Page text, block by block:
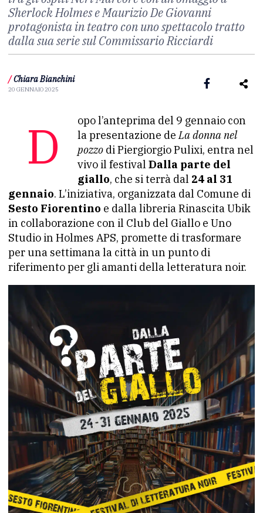
Sherlock Holmes e Maurizio De Giovanni
protagonista in teatro con uno spettacolo tratto
dalla sua serie sul Commissario Ricciardi
/ Chiara Bianchini
20 GENNAIO 2025
Dopo l’anteprima del 9 gennaio con la presentazione deLa donna nel
pozzo di Piergiorgio Pulixi, entra nel
vivo il festival Dalla parte del
giallo, che si terrà dal 24 al 31
gennaio. L’iniziativa, organizzata dal Comune di
Sesto Fiorentino e dalla libreria Rinascita Ubik
in collaborazione con il Club del Giallo e Uno
Studio in Holmes APS, promette di trasformare
per una settimana la città in un punto di
riferimento per gli amanti della letteratura noir.